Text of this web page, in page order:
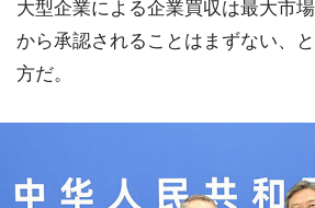
大型企業による企業買収は最大市
から承認されることはまずない、
方だ。